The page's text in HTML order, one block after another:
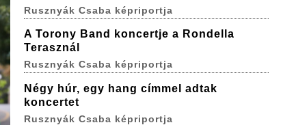
Rusznyák Csaba képriportja
A Torony Band koncertje a Rondella
Terasznál
Rusznyák Csaba képriportja
Négy húr, egy hang címmel adtak
koncertet
Rusznyák Csaba képriportja